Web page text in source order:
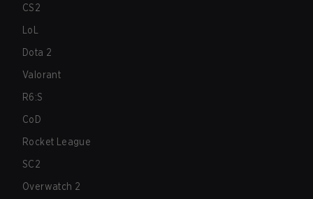
CS2
LoL
Dota 2
Valorant
R6:S
CoD
Rocket League
SC2
Overwatch 2